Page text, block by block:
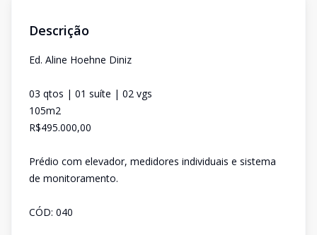
Descrição
Ed. Aline Hoehne Diniz
03 qtos | 01 suíte | 02 vgs
105m2
R$495.000,00
Prédio com elevador, medidores individuais e sistema
de monitoramento.
CÓD: 040